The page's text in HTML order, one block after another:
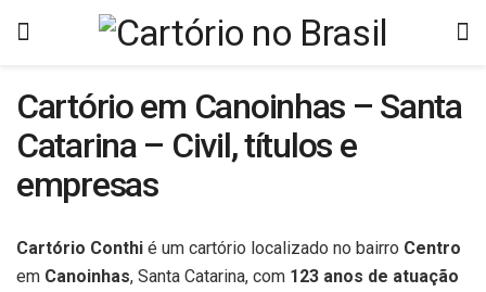
Cartório em Canoinhas – Santa
Catarina – Civil, títulos e
empresas
Cartório Conthi é um cartório localizado no bairro Centro
em Canoinhas, Santa Catarina, com 123 anos de atuação